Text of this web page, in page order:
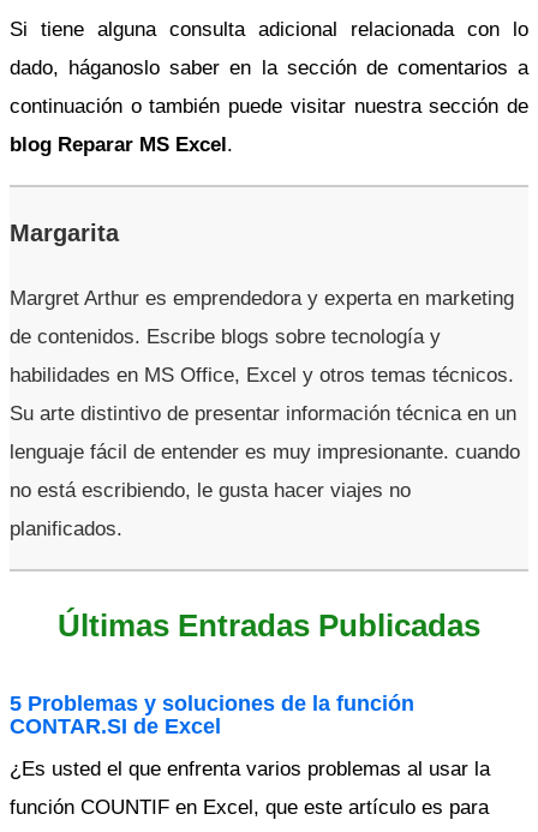
Si tiene alguna consulta adicional relacionada con lo
dado, háganoslo saber en la sección de comentarios a
continuación o también puede visitar nuestra sección de
blog Reparar MS Excel .
Margarita
Margret Arthur es emprendedora y experta en marketing
de contenidos. Escribe blogs sobre tecnología y
habilidades en MS Office, Excel y otros temas técnicos.
Su arte distintivo de presentar información técnica en un
lenguaje fácil de entender es muy impresionante. cuando
no está escribiendo, le gusta hacer viajes no
planificados.
Últimas Entradas Publicadas
5 Problemas y soluciones de la función
CONTAR.SI de Excel
¿Es usted el que enfrenta varios problemas al usar la
función COUNTIF en Excel, que este artículo es para